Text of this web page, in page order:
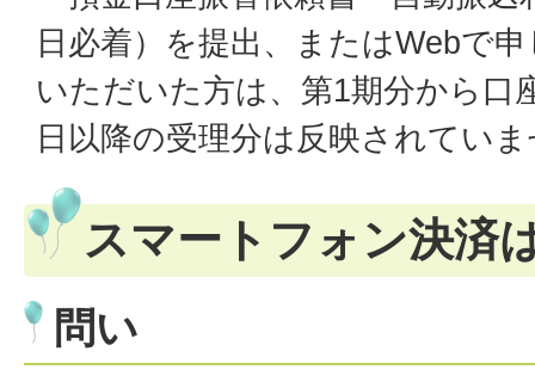
日必着）を提出、またはWebで
いただいた方は、第1期分から口
日以降の受理分は反映されてい
スマートフォン決済
問い